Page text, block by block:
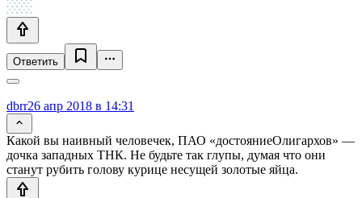
Ответить
dbrr26 апр 2018 в 14:31
Какой вы наивный человечек, ПАО «достояниеОлигархов» —
дочка западных ТНК. Не будьте так глупы, думая что они
станут рубить голову курице несущей золотые яйца.